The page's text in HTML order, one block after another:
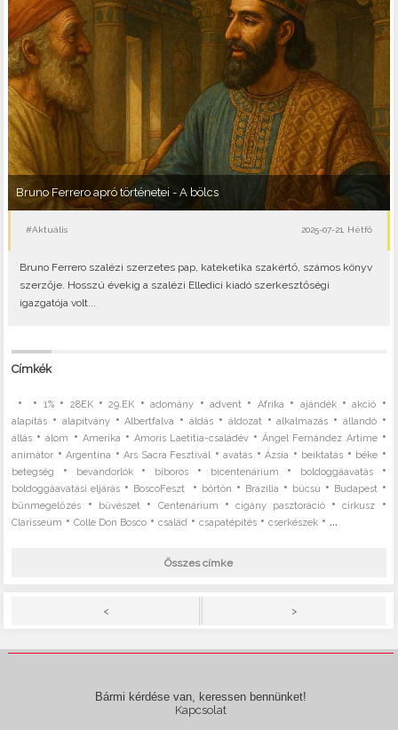
Bruno Ferrero apró történetei - A bölcs
#Aktuális 2025-07-21, Hétfő
Bruno Ferrero szalézi szerzetes pap, kateketika szakértő, számos könyv
szerzője. Hosszú évekig a szalézi Elledici kiadó szerkesztőségi
igazgatója volt...
Címkék
• • 1%• 28EK•29.EK •adomány •advent • Afrika • ajándék•akció •
alapítás • alapítvány•Albertfalva •áldás • áldozat •alkalmazás • állandó•
állás •álom • Amerika • Amoris Laetitia-családév •Ángel Fernández Artime•
animátor •Argentína •Ars Sacra Fesztivál •avatás •Ázsia • beiktatás • béke •
betegség • bevándorlók• bíboros • bicentenárium • boldoggáavatás•
boldoggáavatási eljárás • BoscoFeszt • börtön • Brazília • búcsú • Budapest •
bűnmegelőzés • bűvészet • Centenárium •cigány pasztoráció•cirkusz •
Clarisseum •Colle Don Bosco •család •csapatépítés •cserkészek • ...
Összes címke
< >
Bármi kérdése van, keressen bennünket!
Kapcsolat